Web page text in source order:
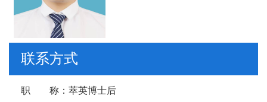
联系方式
职 称： 萃英博士后